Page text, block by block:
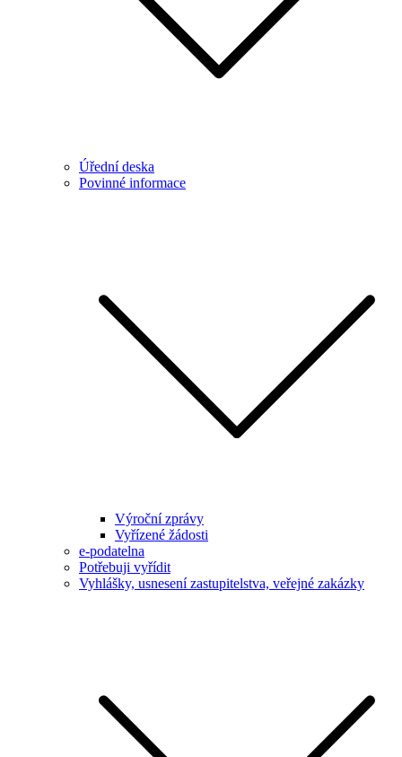
Úřední deska
Povinné informace
Výroční zprávy
Vyřízené žádosti
e-podatelna
Potřebuji vyřídit
Vyhlášky, usnesení zastupitelstva, veřejné zakázky